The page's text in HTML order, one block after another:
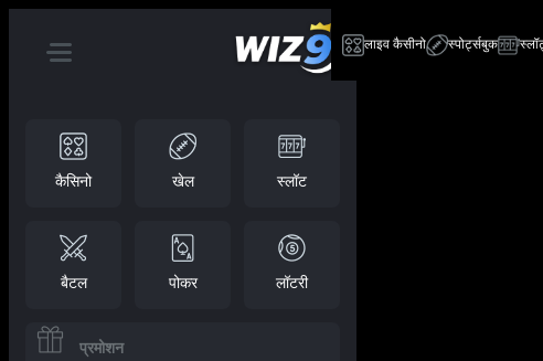
कैसिनो खेल स्लॉट
बैटल पोकर लॉटरी
प्रमोशन
लाइव कैसीनो स्पोर्ट्सबुक